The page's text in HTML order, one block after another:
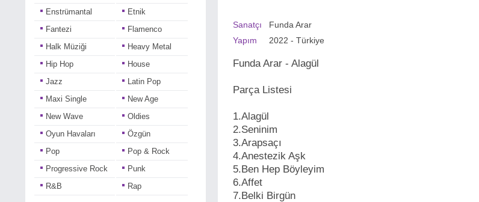
Enstrümantal
Etnik
Fantezi
Flamenco
Halk Müziği
Heavy Metal
Hip Hop
House
Jazz
Latin Pop
Maxi Single
New Age
New Wave
Oldies
Oyun Havaları
Özgün
Pop
Pop & Rock
Progressive Rock
Punk
R&B
Rap
Sanatçı
Funda Arar
Yapım
2022 - Türkiye
Funda Arar - Alagül
Parça Listesi
1.Alagül
2.Seninim
3.Arapsaçı
4.Anestezik Aşk
5.Ben Hep Böyleyim
6.Affet
7.Belki Birgün